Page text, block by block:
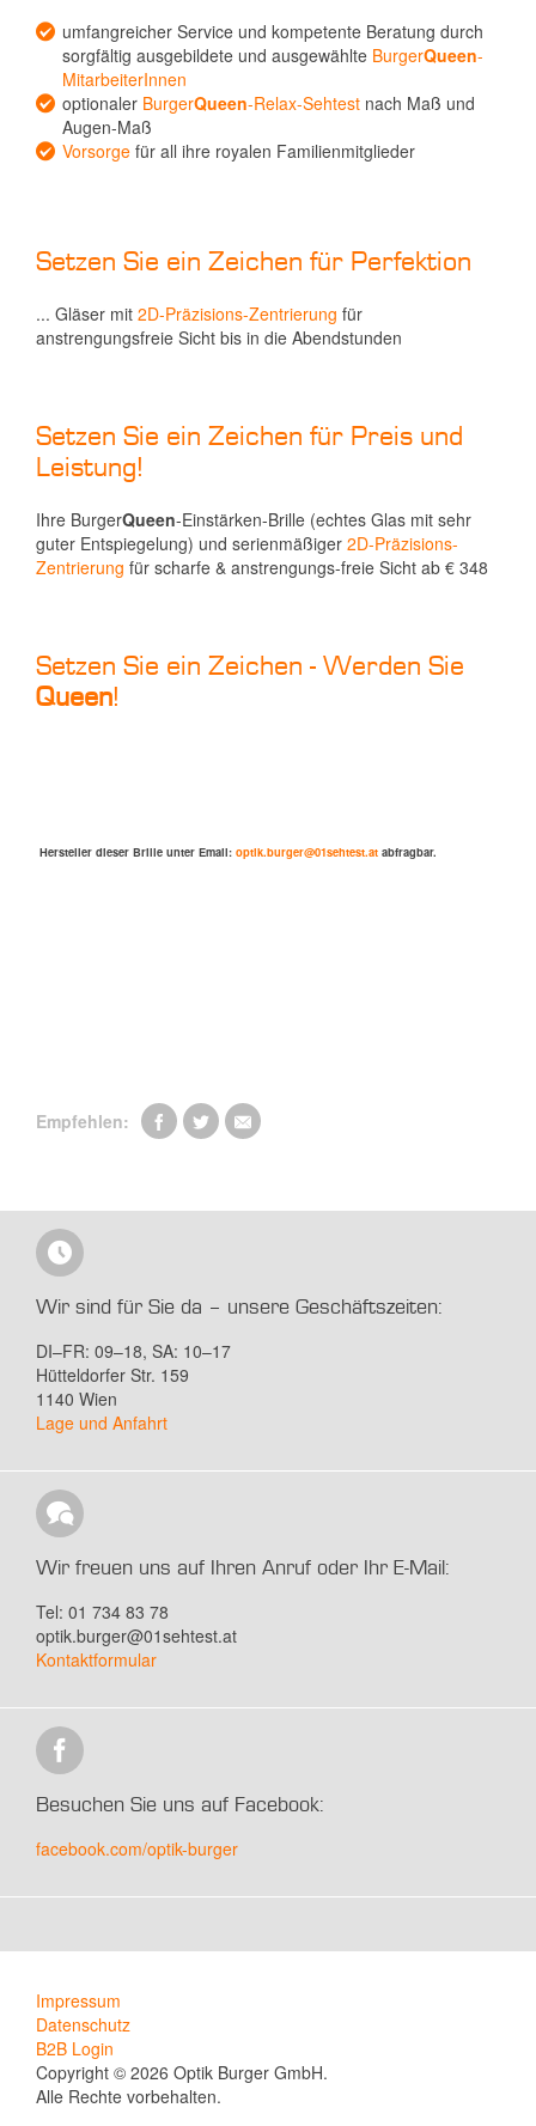
umfangreicher Service und kompetente Beratung durch
sorgfältig ausgebildete und ausgewählte BurgerQueen-
MitarbeiterInnen
optionaler BurgerQueen-Relax-Sehtest nach Maß und
Augen-Maß
Vorsorge für all ihre royalen Familienmitglieder
Setzen Sie ein Zeichen für Perfektion
... Gläser mit 2D-Präzisions-Zentrierung für
anstrengungsfreie Sicht bis in die Abendstunden
Setzen Sie ein Zeichen für Preis und
Leistung!
Ihre BurgerQueen-Einstärken-Brille (echtes Glas mit sehr
guter Entspiegelung) und serienmäßiger 2D-Präzisions-
Zentrierung für scharfe & anstrengungs-freie Sicht ab € 348
Setzen Sie ein Zeichen - Werden Sie
Queen!
Hersteller dieser Brille unter Email: optik.burger@01sehtest.at abfragbar.
Empfehlen:
Wir sind für Sie da – unsere Geschäftszeiten:
DI–FR: 09–18, SA: 10–17
Hütteldorfer Str. 159
1140 Wien
Lage und Anfahrt
Wir freuen uns auf Ihren Anruf oder Ihr E-Mail:
Tel: 01 734 83 78
optik.burger@01sehtest.at
Kontaktformular
Besuchen Sie uns auf Facebook:
facebook.com/optik-burger
Impressum
Datenschutz
B2B Login
Copyright © 2026 Optik Burger GmbH.
Alle Rechte vorbehalten.